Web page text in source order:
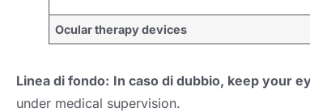
Ocular therapy devices
Linea di fondo: In caso di dubbio, keep your
under medical supervision.